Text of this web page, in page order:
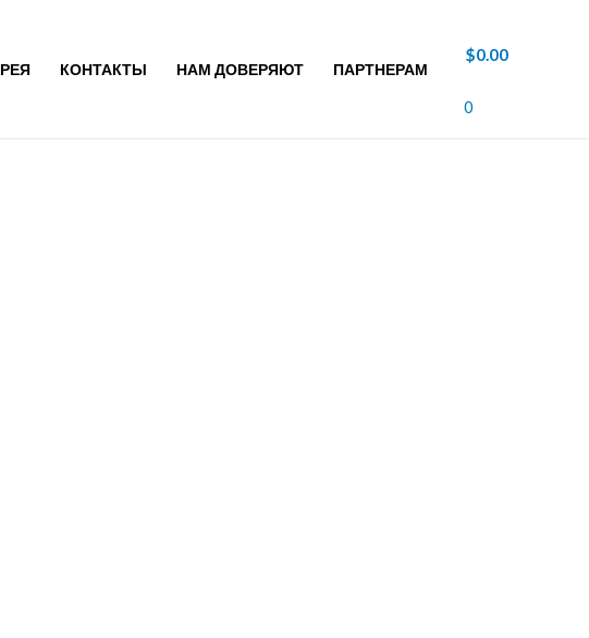
КОНТАКТЫ НАМ ДОВЕРЯЮТ ПАРТНЕРАМ
$0.00
0